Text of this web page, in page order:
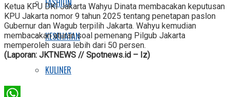
FASHION
KESEHATAN
KULINER
Ketua KPU DKI Jakarta Wahyu Dinata membacakan keputusan
KPU Jakarta nomor 9 tahun 2025 tentang penetapan paslon
Gubernur dan Wagub terpilih Jakarta. Wahyu kemudian
membacakan aturan soal pemenang Pilgub Jakarta
memperoleh suara lebih dari 50 persen.
(Laporan: JKTNEWS // Spotnews.id – Iz)